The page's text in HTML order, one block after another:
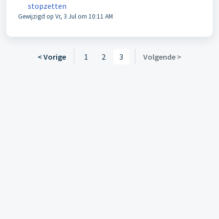
stopzetten
Gewijzigd op Vr, 3 Jul om 10:11 AM
< Vorige 1 2 3 Volgende >